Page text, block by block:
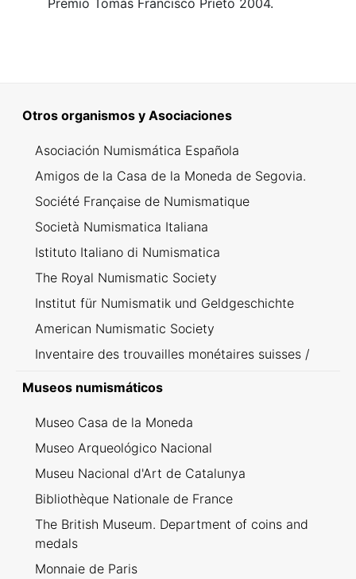
Premio Tomás Francisco Prieto 2004.
Otros organismos y Asociaciones
Asociación Numismática Española
Amigos de la Casa de la Moneda de Segovia.
Société Française de Numismatique
Società Numismatica Italiana
Istituto Italiano di Numismatica
The Royal Numismatic Society
Institut für Numismatik und Geldgeschichte
American Numismatic Society
Inventaire des trouvailles monétaires suisses /
Museos numismáticos
Museo Casa de la Moneda
Museo Arqueológico Nacional
Museu Nacional d'Art de Catalunya
Bibliothèque Nationale de France
The British Museum. Department of coins and
medals
Monnaie de Paris